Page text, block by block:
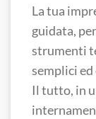
La tua
guidata,
strumenti
semplici
Il tutto, in